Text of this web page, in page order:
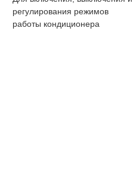
регулирования режимов
работы кондиционера